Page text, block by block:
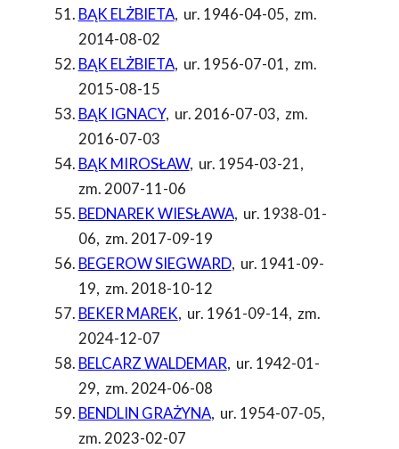
BĄK ELŻBIETA, ur. 1946-04-05, zm.
2014-08-02
BĄK ELŻBIETA, ur. 1956-07-01, zm.
2015-08-15
BĄK IGNACY, ur. 2016-07-03, zm.
2016-07-03
BĄK MIROSŁAW, ur. 1954-03-21,
zm. 2007-11-06
BEDNAREK WIESŁAWA, ur. 1938-01-
06, zm. 2017-09-19
BEGEROW SIEGWARD, ur. 1941-09-
19, zm. 2018-10-12
BEKER MAREK, ur. 1961-09-14, zm.
2024-12-07
BELCARZ WALDEMAR, ur. 1942-01-
29, zm. 2024-06-08
BENDLIN GRAŻYNA, ur. 1954-07-05,
zm. 2023-02-07